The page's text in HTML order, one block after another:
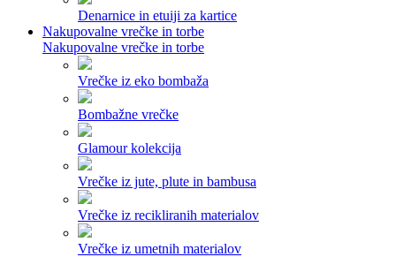
Denarnice in etuiji za kartice
Nakupovalne vrečke in torbe
Nakupovalne vrečke in torbe
Vrečke iz eko bombaža
Bombažne vrečke
Glamour kolekcija
Vrečke iz jute, plute in bambusa
Vrečke iz recikliranih materialov
Vrečke iz umetnih materialov